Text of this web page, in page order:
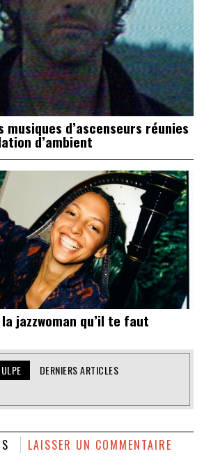
musiques d’ascenseurs réunies
d’ambient
jazzwoman qu’il te faut
DERNIERS ARTICLES
LAISSER UN COMMENTAIRE